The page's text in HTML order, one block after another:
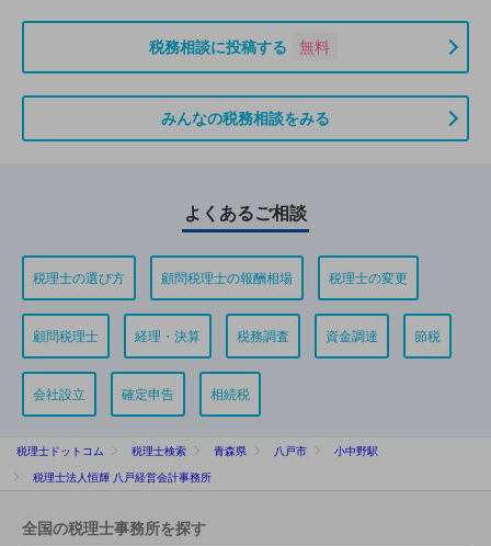
税務相談に投稿する 無料
みんなの税務相談をみる
よくあるご相談
税理士の選び方 顧問税理士の報酬相場 税理士の変更
顧問税理士 経理・決算 税務調査 資金調達 節税
会社設立 確定申告 相続税
税理士ドットコム 税理士検索 青森県 八戸市
小中野駅
税理士法人恒輝 八戸経営会計事務所
全国の税理士事務所を探す